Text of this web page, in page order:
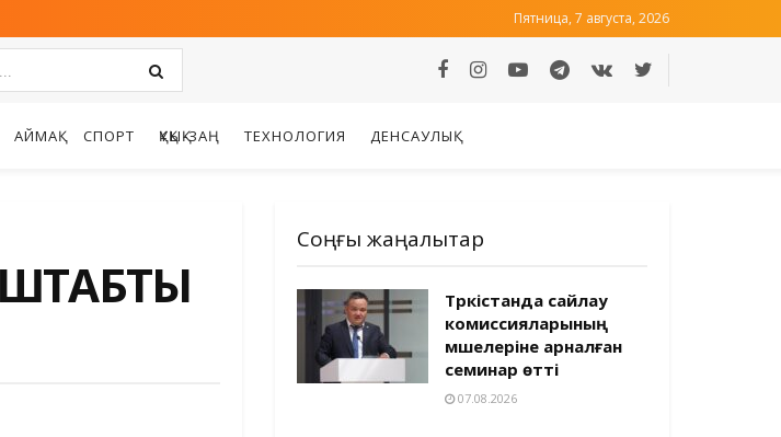
Пятница, 7 августа, 2026
АЙМАҚ СПОРТ ҚҰҚЫҚ-ЗАҢ ТЕХНОЛОГИЯ ДЕНСАУЛЫҚ
Соңғы жаңалықтар
Түркістанда сайлау
комиссияларының
мүшелеріне арналған
семинар өтті
07.08.2026